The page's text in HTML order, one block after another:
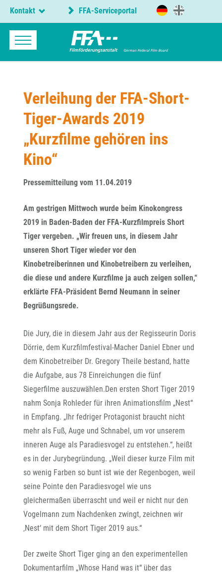
Kontakt FFA-Serviceportal
Verleihung der FFA-Short-
Tiger-Awards 2019
„Kurzfilme gehören ins
Kino“
Pressemitteilung vom 11.04.2019
Am gestrigen Mittwoch wurde beim Kinokongress
2019 in Baden-Baden der FFA-Kurzfilmpreis Short
Tiger vergeben. „Wir freuen uns, in diesem Jahr
unseren Short Tiger wieder vor den
Kinobetreiberinnen und Kinobetreibern zu verleihen,
die diese und andere Kurzfilme ja auch zeigen sollen,“
erklärte FFA-Präsident Bernd Neumann in seiner
Begrüßungsrede.
Die Jury, die in diesem Jahr aus der Regisseurin Doris
Dörrie, dem Kurzfilmfestival-Macher Daniel Ebner und
dem Kinobetreiber Dr. Gregory Theile bestand, hatte
die Aufgabe, aus 78 Einreichungen die fünf
Siegerfilme auszuwählen.Den ersten Short Tiger 2019
nahm Sonja Rohleder für ihren Animationsfilm „Nest“
in Empfang. „Ihr fedriger Protagonist braucht nicht
mehr als Fuß, Auge und Schnabel, um vor unserem
inneren Auge als Paradiesvogel zu entstehen.“, heißt
es in der Jurybegründung. „Weil dieser kurze Film mit
so wenig Farben so bunt ist wie der Regenbogen, weil
seine Pointe den Paradiesvogel wie uns
gleichermaßen überrascht und weil er nicht nur den
Vogelmann zum Nachdenken zwingt, zeichnen wir
‚Nest‘ mit dem Short Tiger 2019 aus.“
Der zweite Short Tiger ging an den experimentellen
Dokumentarfilm „Whose Hand was it“ über das